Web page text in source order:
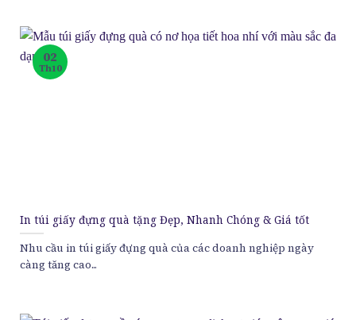
In túi giấy đựng quà tặng Đẹp, Nhanh Chóng & Giá tốt
Nhu cầu in túi giấy đựng quà của các doanh nghiệp ngày
càng tăng cao...
02
Th10